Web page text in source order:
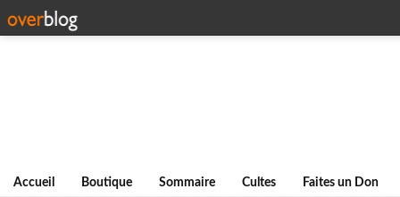
Accueil Boutique Sommaire Cultes Faites un Don